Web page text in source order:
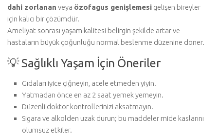
dahi zorlanan veya özofagus genişlemesi gelişen bireyler
için kalıcı bir çözümdür.
Ameliyat sonrası yaşam kalitesi belirgin şekilde artar ve
hastaların büyük çoğunluğu normal beslenme düzenine döner.
💡 Sağlıklı Yaşam İçin Öneriler
Gıdaları iyice çiğneyin, acele etmeden yiyin.
Yatmadan önce en az 2 saat yemek yemeyin.
Düzenli doktor kontrollerinizi aksatmayın.
Sigara ve alkolden uzak durun; bu maddeler mide kaslarını
olumsuz etkiler.